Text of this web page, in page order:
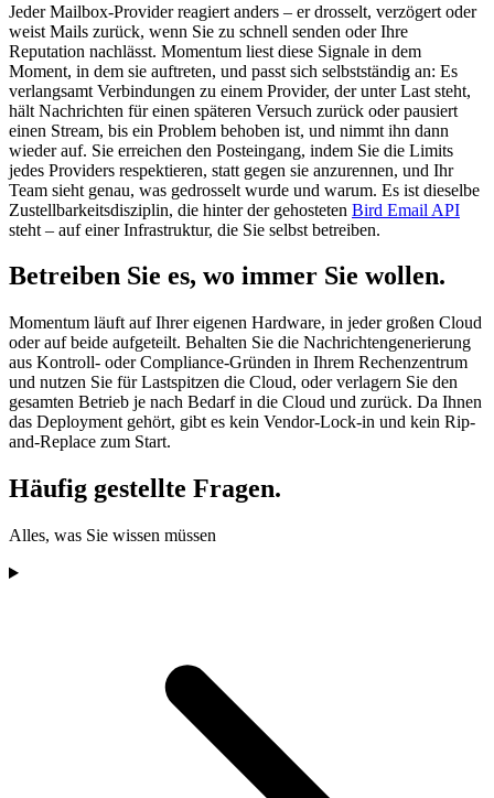
Jeder Mailbox-Provider reagiert anders – er drosselt, verzögert oder
weist Mails zurück, wenn Sie zu schnell senden oder Ihre
Reputation nachlässt. Momentum liest diese Signale in dem
Moment, in dem sie auftreten, und passt sich selbstständig an: Es
verlangsamt Verbindungen zu einem Provider, der unter Last steht,
hält Nachrichten für einen späteren Versuch zurück oder pausiert
einen Stream, bis ein Problem behoben ist, und nimmt ihn dann
wieder auf. Sie erreichen den Posteingang, indem Sie die Limits
jedes Providers respektieren, statt gegen sie anzurennen, und Ihr
Team sieht genau, was gedrosselt wurde und warum. Es ist dieselbe
Zustellbarkeitsdisziplin, die hinter der gehosteten Bird Email API
steht – auf einer Infrastruktur, die Sie selbst betreiben.
Betreiben Sie es, wo immer Sie wollen.
Momentum läuft auf Ihrer eigenen Hardware, in jeder großen Cloud
oder auf beide aufgeteilt. Behalten Sie die Nachrichtengenerierung
aus Kontroll- oder Compliance-Gründen in Ihrem Rechenzentrum
und nutzen Sie für Lastspitzen die Cloud, oder verlagern Sie den
gesamten Betrieb je nach Bedarf in die Cloud und zurück. Da Ihnen
das Deployment gehört, gibt es kein Vendor-Lock-in und kein Rip-
and-Replace zum Start.
Häufig gestellte Fragen.
Alles, was Sie wissen müssen